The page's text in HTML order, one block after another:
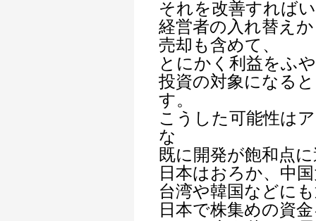
それを改善すれば
経営者の入れ替え
売却も含めて、
とにかく利益をふ
投資の対象になる
す。
こうした可能性は
な
既に開発が飽和点
日本はおろか、中
台湾や韓国などに
日本で株集めの資